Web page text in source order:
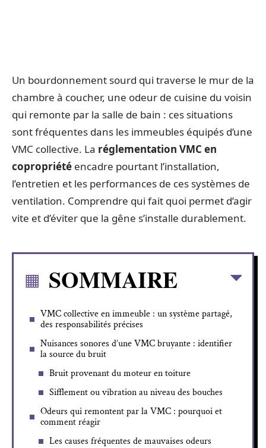
Un bourdonnement sourd qui traverse le mur de la
chambre à coucher, une odeur de cuisine du voisin
qui remonte par la salle de bain : ces situations
sont fréquentes dans les immeubles équipés d’une
VMC collective. La réglementation VMC en
copropriété encadre pourtant l’installation,
l’entretien et les performances de ces systèmes de
ventilation. Comprendre qui fait quoi permet d’agir
vite et d’éviter que la gêne s’installe durablement.
SOMMAIRE
VMC collective en immeuble : un système partagé,
des responsabilités précises
Nuisances sonores d’une VMC bruyante : identifier
la source du bruit
Bruit provenant du moteur en toiture
Sifflement ou vibration au niveau des bouches
Odeurs qui remontent par la VMC : pourquoi et
comment réagir
Les causes fréquentes de mauvaises odeurs